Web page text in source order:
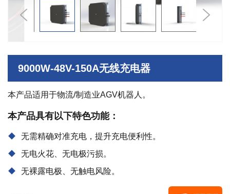
9000W-48V-150A无线充电器
本产品适用于物流/制造业AGV机器人。
本产品具有以下特色功能：
无需精确对准充电，提升充电便利性。
无电火花、无电极污损。
无裸露电极、无触电风险。